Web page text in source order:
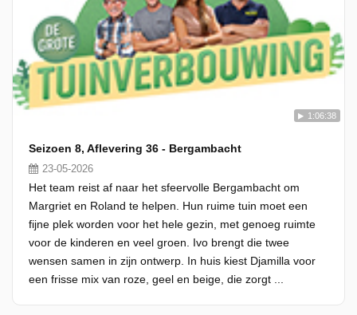
1:06:38
Seizoen 8, Aflevering 36 - Bergambacht
23-05-2026
Het team reist af naar het sfeervolle Bergambacht om
Margriet en Roland te helpen. Hun ruime tuin moet een
fijne plek worden voor het hele gezin, met genoeg ruimte
voor de kinderen en veel groen. Ivo brengt die twee
wensen samen in zijn ontwerp. In huis kiest Djamilla voor
een frisse mix van roze, geel en beige, die zorgt ...